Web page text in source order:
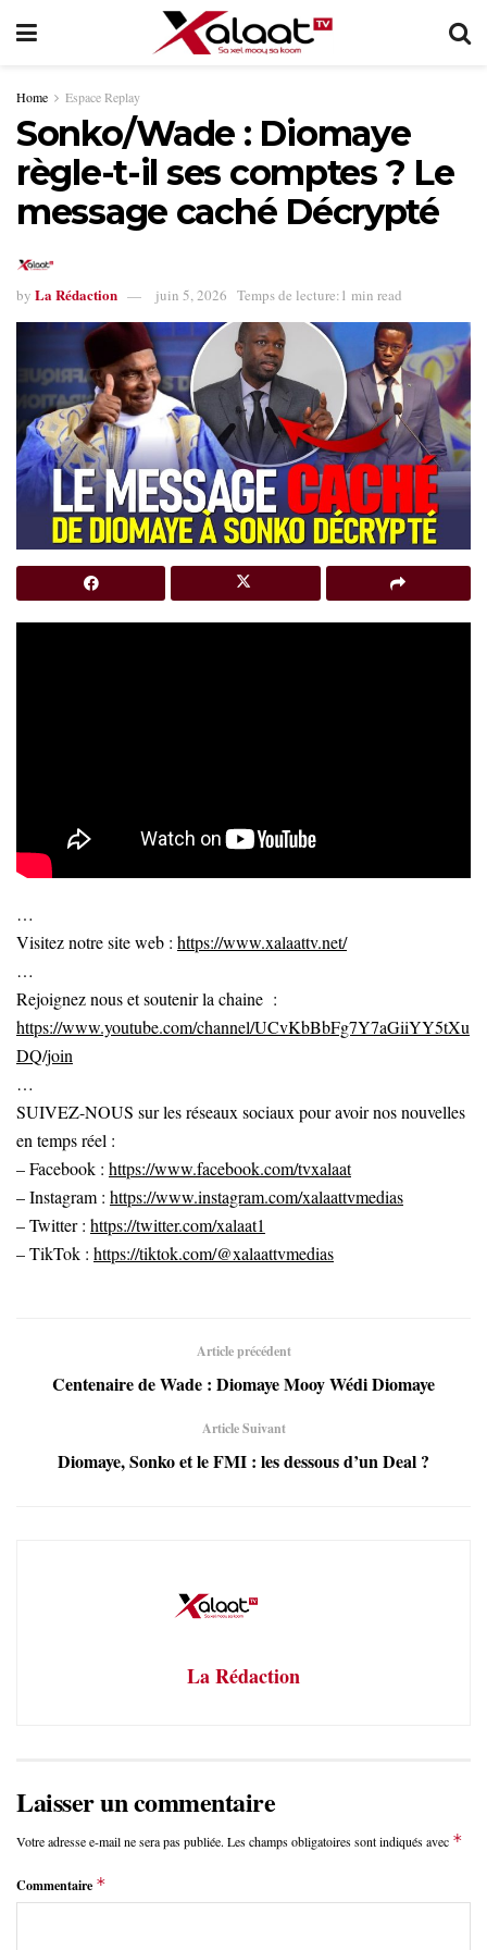
Home Espace Replay
Sonko/Wade : Diomaye
règle-t-il ses comptes ? Le
message caché Décrypté
by La Rédaction juin 5, 2026 Temps de lecture:1 min read
…
Visitez notre site web : https://www.xalaattv.net/
…
Rejoignez nous et soutenir la chaine :
https://www.youtube.com/channel/UCvKbBbFg7Y7aGiiYY5tXu
DQ/join
…
SUIVEZ-NOUS sur les réseaux sociaux pour avoir nos nouvelles
en temps réel :
– Facebook : https://www.facebook.com/tvxalaat
– Instagram : https://www.instagram.com/xalaattvmedias
– Twitter : https://twitter.com/xalaat1
– TikTok : https://tiktok.com/@xalaattvmedias
Article précédent
Centenaire de Wade : Diomaye Mooy Wédi Diomaye
Article Suivant
Diomaye, Sonko et le FMI : les dessous d’un Deal ?
La Rédaction
Laisser un commentaire
Votre adresse e-mail ne sera pas publiée. Les champs obligatoires sont indiqués avec *
Commentaire *